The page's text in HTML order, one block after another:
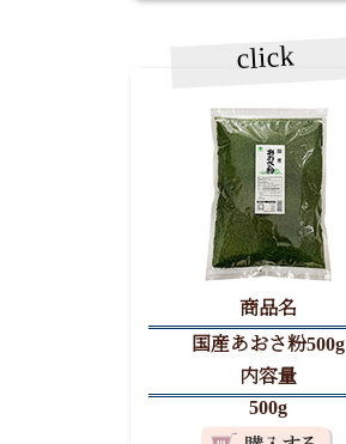
click
商品名
国産あおさ粉500g
内容量
500g